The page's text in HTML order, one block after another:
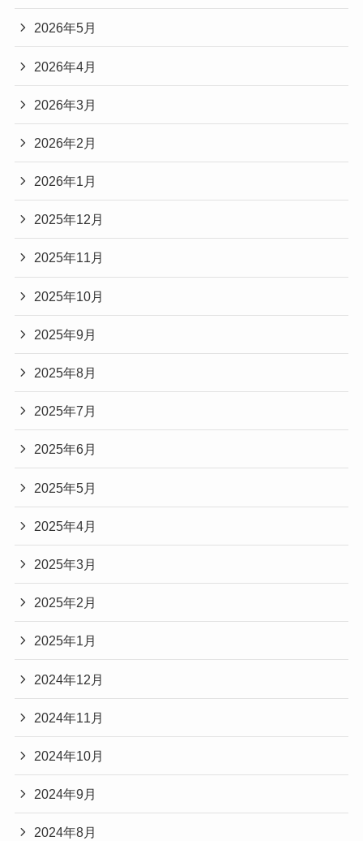
2026年5月
2026年4月
2026年3月
2026年2月
2026年1月
2025年12月
2025年11月
2025年10月
2025年9月
2025年8月
2025年7月
2025年6月
2025年5月
2025年4月
2025年3月
2025年2月
2025年1月
2024年12月
2024年11月
2024年10月
2024年9月
2024年8月